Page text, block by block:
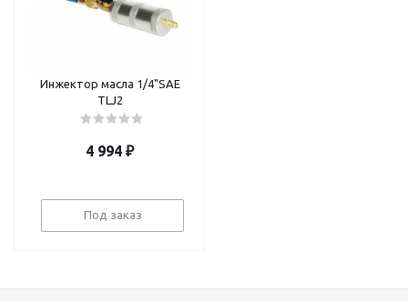
Инжектор масла 1/4"SAE
TLJ2
4 994 ₽
Под заказ